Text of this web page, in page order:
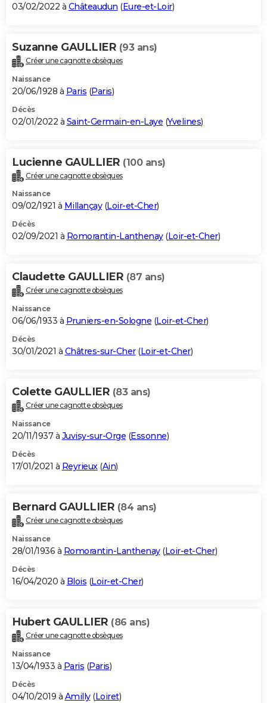
03/02/2022 à Châteaudun (Eure-et-Loir)
Suzanne GAULLIER (93 ans)
Créer une cagnotte obsèques
Naissance
20/06/1928 à Paris (Paris)
Décès
02/01/2022 à Saint-Germain-en-Laye (Yvelines)
Lucienne GAULLIER (100 ans)
Créer une cagnotte obsèques
Naissance
09/02/1921 à Millançay(Loir-et-Cher)
Décès
02/09/2021 à Romorantin-Lanthenay(Loir-et-Cher)
Claudette GAULLIER (87 ans)
Créer une cagnotte obsèques
Naissance
06/06/1933 à Pruniers-en-Sologne (Loir-et-Cher)
Décès
30/01/2021 à Châtres-sur-Cher(Loir-et-Cher)
Colette GAULLIER (83 ans)
Créer une cagnotte obsèques
Naissance
20/11/1937 à Juvisy-sur-Orge (Essonne)
Décès
17/01/2021 à Reyrieux(Ain)
Bernard GAULLIER (84 ans)
Créer une cagnotte obsèques
Naissance
28/01/1936 à Romorantin-Lanthenay(Loir-et-Cher)
Décès
16/04/2020 à Blois (Loir-et-Cher)
Hubert GAULLIER (86 ans)
Créer une cagnotte obsèques
Naissance
13/04/1933 à Paris (Paris)
Décès
04/10/2019 à Amilly(Loiret)